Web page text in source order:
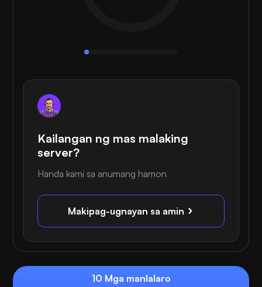
Kailangan ng mas malaking
server?
Handa kami sa anumang hamon
Makipag-ugnayan sa amin
10 Mga manlalaro